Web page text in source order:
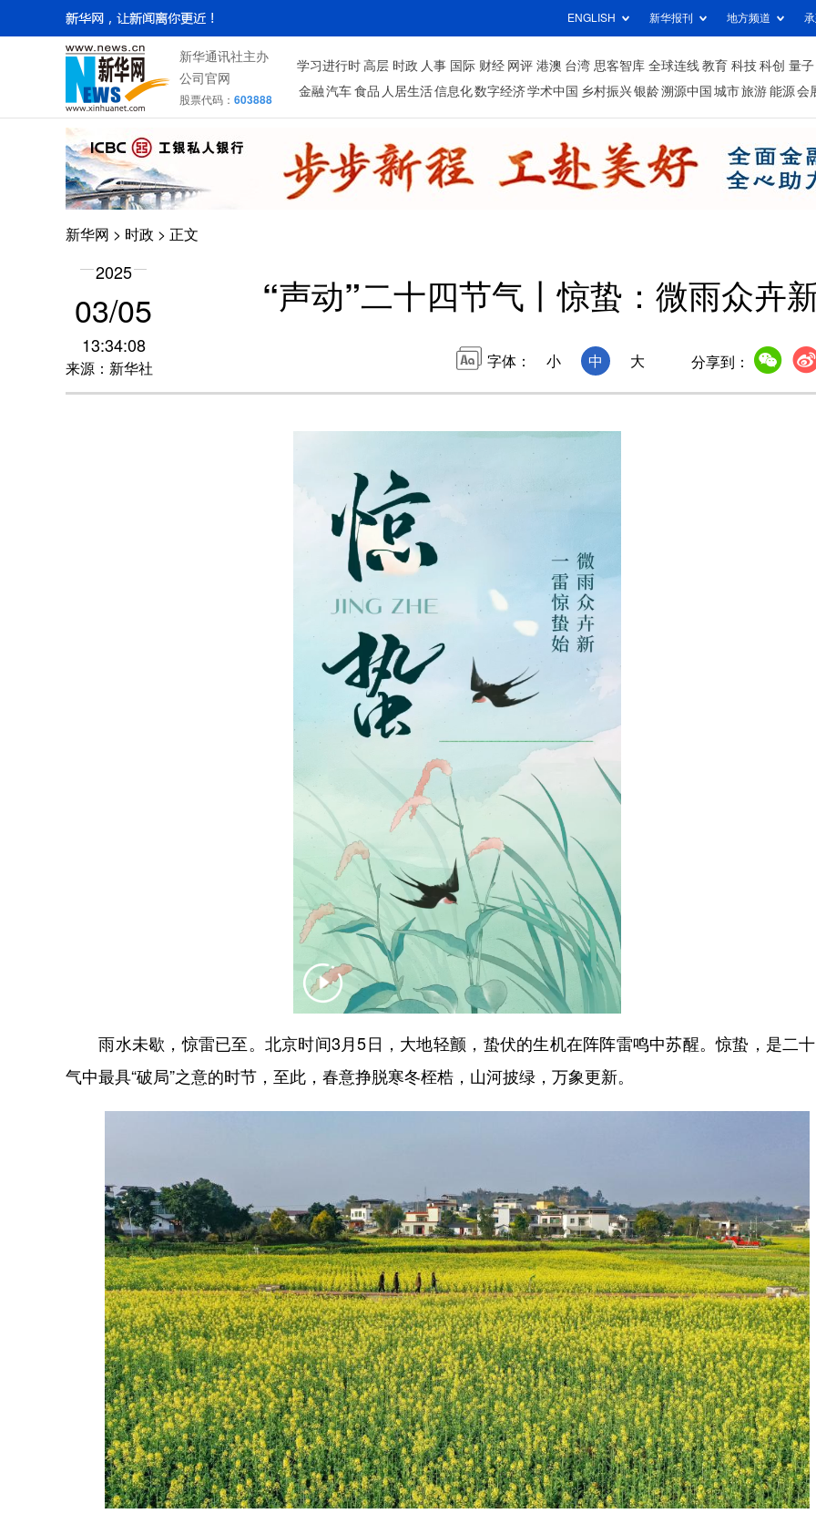
ENGLISH 新华报刊 地方频道
新华通讯社主办
公司官网
股票代码： 603888
学习进行时 高层 时政 人事 国际 财经 网评 港澳 台湾 思客智库 全球连线 教育 科技 科创 量子
金融 汽车 食品 人居生活信息化数字经济学术中国 乡村振兴银龄溯源中国 城市旅游 能源 会
新华网 > 时政 > 正文
2025
03/05
13:34:08
来源：新华社
“声动”二十四节气丨惊蛰：微雨众卉
字体： 小 中 大 分享到：
雨水未歇，惊雷已至。北京时间3月5日，大地轻颤，蛰伏的生机在阵阵雷鸣中苏醒。惊蛰，是二
气中最具“破局”之意的时节，至此，春意挣脱寒冬桎梏，山河披绿，万象更新。